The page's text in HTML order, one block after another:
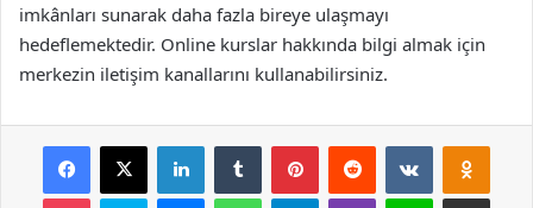
imkânları sunarak daha fazla bireye ulaşmayı
hedeflemektedir. Online kurslar hakkında bilgi almak için
merkezin iletişim kanallarını kullanabilirsiniz.
Facebook
X LinkedInTumblr PinterestReddit VKontakte
Pocket Skype MessengerWhatsAppTelegramViber Line E-Posta ile